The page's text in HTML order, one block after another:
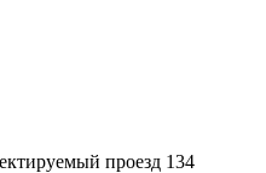
проезд 134